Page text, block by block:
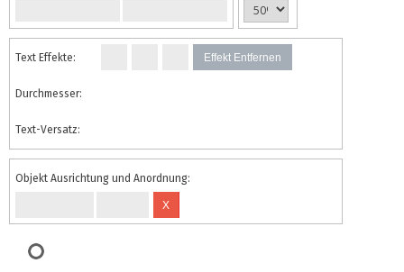
Text Effekte: Effekt Entfernen
Durchmesser:
Text-Versatz:
Objekt Ausrichtung und Anordnung:
X